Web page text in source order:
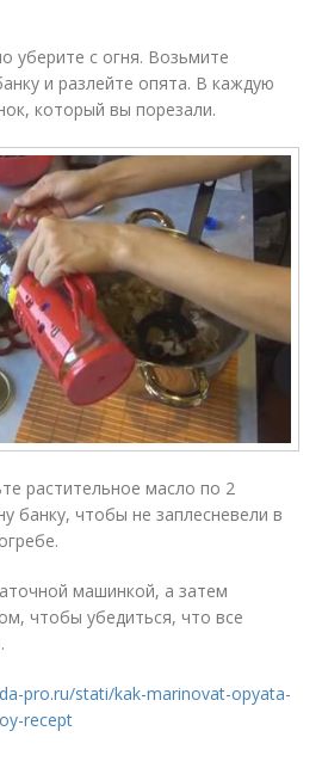
уберите с огня. Возьмите
и разлейте опята. В каждую
который вы порезали.
растительное масло по 2
банку, чтобы не заплесневели в
машинкой, а затем
чтобы убедиться, что все
pro.ru/stati/kak-marinovat-opyata-
recept